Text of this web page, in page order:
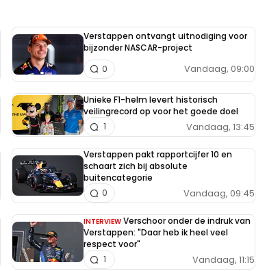
Verstappen ontvangt uitnodiging voor
bijzonder NASCAR-project
Vandaag, 09:00
0
Unieke F1-helm levert historisch
veilingrecord op voor het goede doel
Vandaag, 13:45
1
Verstappen pakt rapportcijfer 10 en
schaart zich bij absolute
buitencategorie
Vandaag, 09:45
0
INTERVIEW Verschoor onder de indruk van
Verstappen: "Daar heb ik heel veel
respect voor"
Vandaag, 11:15
1